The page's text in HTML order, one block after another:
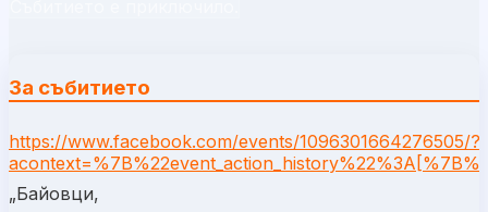
За събитието
https://www.facebook.com/events/1096301664276505/?
„Байовци,